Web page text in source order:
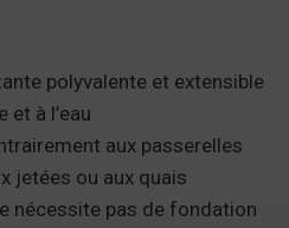
polyvalente et extensible
et à l’eau
aux passerelles
jetées ou aux quais
nécessite pas de fondation